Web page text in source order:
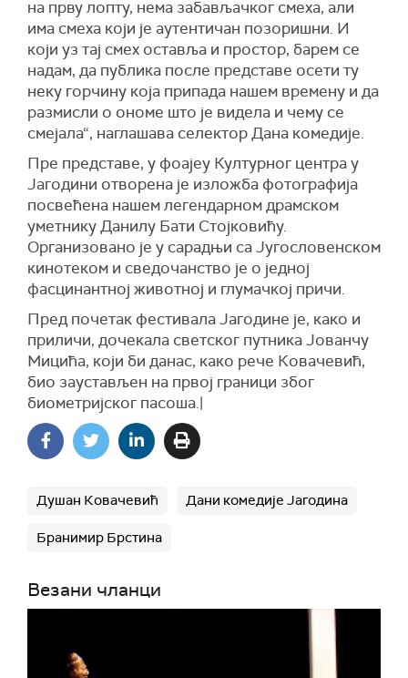
на прву лопту, нема забављачког смеха, али
има смеха који је аутентичан позоришни. И
који уз тај смех оставља и простор, барем се
надам, да публика после представе осети ту
неку горчину која припада нашем времену и да
размисли о ономе што је видела и чему се
смејала“, наглашава селектор Дана комедије.
Пре представе, у фоајеу Културног центра у
Јагодини отворена је изложба фотографија
посвећена нашем легендарном драмском
уметнику Данилу Бати Стојковићу.
Организовано је у сарадњи са Југословенском
кинотеком и сведочанство је о једној
фасцинантној животној и глумачкој причи.
Пред почетак фестивала Јагодине је, како и
приличи, дочекала светског путника Јованчу
Мицића, који би данас, како рече Ковачевић,
био заустављен на првој граници због
биометријског пасоша.|
Душан Ковачевић Дани комедије Јагодина
Бранимир Брстина
Везани чланци